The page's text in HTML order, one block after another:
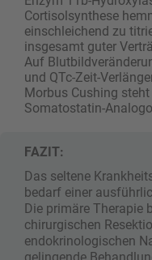
Cortisolsynthese
einschleichend zu
insgesamt guter
Auf
und QTc-Zeit-
Morbus Cushing
Somatostatin-
FAZIT:
Das seltene
bedarf einer
Die primäre Therapie
chirurgischen
endokrinologischen